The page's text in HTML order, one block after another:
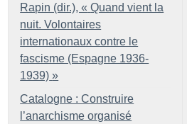
Rapin (dir.), « Quand vient la
nuit. Volontaires
internationaux contre le
fascisme (Espagne 1936-
1939) »
Catalogne : Construire
l’anarchisme organisé